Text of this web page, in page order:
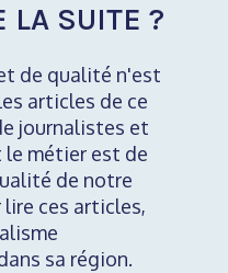
LA SUITE ?
de qualité n'est
articles de ce
journalistes et
métier est de
de notre
lire ces articles,
sa région.